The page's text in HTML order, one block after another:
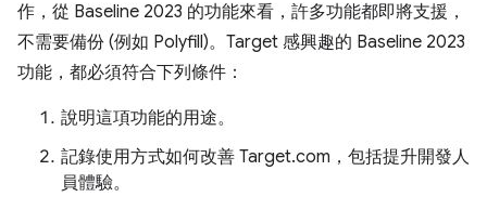
作，從 Baseline 2023 的功能來看，許多功能都即將支援，
不需要備份 (例如 Polyfill)。Target 感興趣的 Baseline 2023
功能，都必須符合下列條件：
說明這項功能的用途。
記錄使用方式如何改善 Target.com，包括提升開發人
員體驗。